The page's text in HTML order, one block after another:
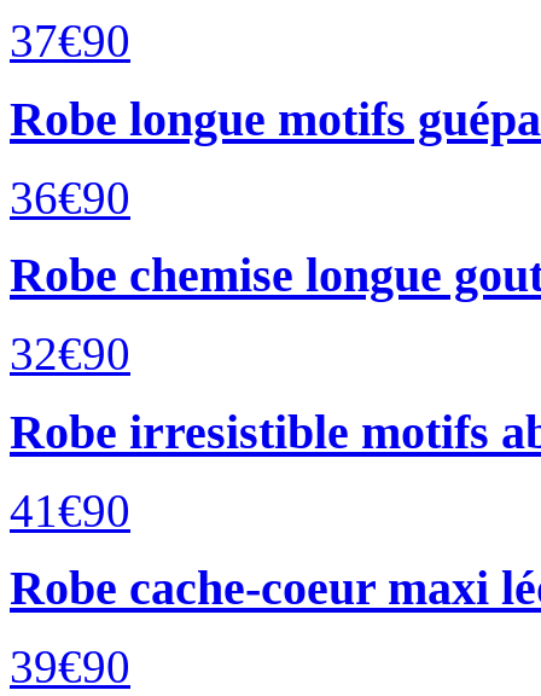
37€90
Robe longue motifs
36€90
Robe chemise longue
32€90
Robe irresistible motifs
41€90
Robe cache-coeur maxi
39€90